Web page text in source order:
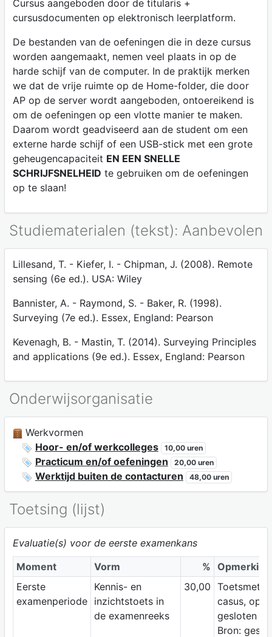
Cursus aangeboden door de titularis +
cursusdocumenten op elektronisch leerplatform.
De bestanden van de oefeningen die in deze cursus
worden aangemaakt, nemen veel plaats in op de
harde schijf van de computer. In de praktijk merken
we dat de vrije ruimte op de Home-folder, die door
AP op de server wordt aangeboden, ontoereikend is
om de oefeningen op een vlotte manier te maken.
Daarom wordt geadviseerd aan de student om een
externe harde schijf of een USB-stick met een grote
geheugencapaciteit EN EEN SNELLE
SCHRIJFSNELHEID te gebruiken om de oefeningen
op te slaan!
Studiematerialen (tekst): Aanbevolen
Lillesand, T. - Kiefer, I. - Chipman, J. (2008). Remote
sensing (6e ed.). USA: Wiley
Bannister, A. - Raymond, S. - Baker, R. (1998).
Surveying (7e ed.). Essex, England: Pearson
Kevenagh, B. - Mastin, T. (2014). Surveying Principles
and applications (9e ed.). Essex, England: Pearson
Onderwijsorganisatie
Werkvormen
Hoor- en/of werkcolleges
10,00 uren
Practicum en/of oefeningen 20,00 uren
Werktijd buiten de contacturen 48,00 uren
Toetsing (lijst)
Evaluatie(s) voor de eerste examenkans
Moment
Vorm % Opmerking
Eerste
examenperiode
Kennis- en
inzichtstoets in
de examenreeks
30,00
casus,
gesloten
Bron: